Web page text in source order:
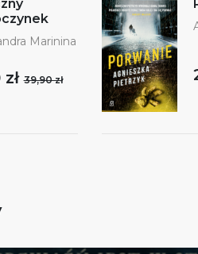
Marinina
zł39,90 zł